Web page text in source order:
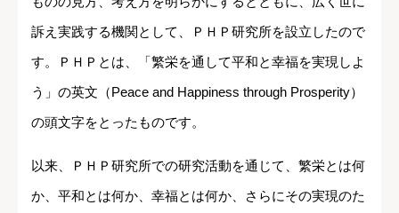
訴え実践する機関として、ＰＨＰ研究所を設立したので
す。ＰＨＰとは、「繁栄を通して平和と幸福を実現しよ
う」の英文（Peace and Happiness through Prosperity）
の頭文字をとったものです。
以来、ＰＨＰ研究所での研究活動を通じて、繁栄とは何
か、平和とは何か、幸福とは何か、さらにその実現のた